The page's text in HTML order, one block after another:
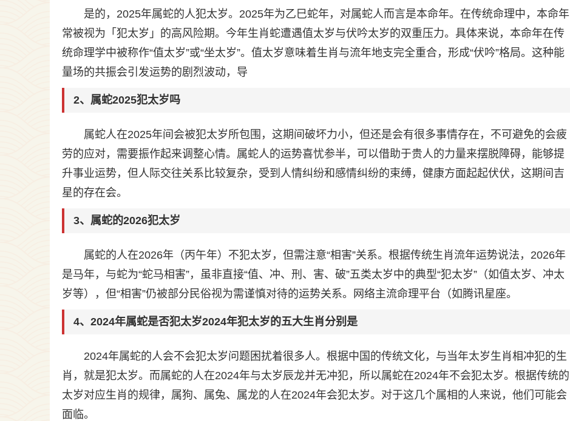
是的，2025年属蛇的人犯太岁。2025年为乙巳蛇年，对属蛇人而言是本命年。在传统命理中，本命年
常被视为「犯太岁」的高风险期。今年生肖蛇遭遇值太岁与伏吟太岁的双重压力。具体来说，本命年在传
统命理学中被称作“值太岁”或“坐太岁”。值太岁意味着生肖与流年地支完全重合，形成“伏吟”格局。这种能
量场的共振会引发运势的剧烈波动，导
2、属蛇2025犯太岁吗
属蛇人在2025年间会被犯太岁所包围，这期间破坏力小，但还是会有很多事情存在，不可避免的会疲
劳的应对，需要振作起来调整心情。属蛇人的运势喜忧参半，可以借助于贵人的力量来摆脱障碍，能够提
升事业运势，但人际交往关系比较复杂，受到人情纠纷和感情纠纷的束缚，健康方面起起伏伏，这期间吉
星的存在会。
3、属蛇的2026犯太岁
属蛇的人在2026年（丙午年）不犯太岁，但需注意“相害”关系。根据传统生肖流年运势说法，2026年
是马年，与蛇为“蛇马相害”，虽非直接“值、冲、刑、害、破”五类太岁中的典型“犯太岁”（如值太岁、冲太
岁等），但“相害”仍被部分民俗视为需谨慎对待的运势关系。网络主流命理平台（如腾讯星座。
4、2024年属蛇是否犯太岁2024年犯太岁的五大生肖分别是
2024年属蛇的人会不会犯太岁问题困扰着很多人。根据中国的传统文化，与当年太岁生肖相冲犯的生
肖，就是犯太岁。而属蛇的人在2024年与太岁辰龙并无冲犯，所以属蛇在2024年不会犯太岁。根据传统的
太岁对应生肖的规律，属狗、属兔、属龙的人在2024年会犯太岁。对于这几个属相的人来说，他们可能会
面临。